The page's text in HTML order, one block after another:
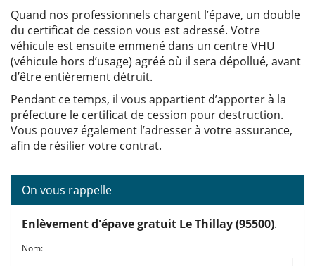
Quand nos professionnels chargent l’épave, un double
du certificat de cession vous est adressé. Votre
véhicule est ensuite emmené dans un centre VHU
(véhicule hors d’usage) agréé où il sera dépollué, avant
d’être entièrement détruit.
Pendant ce temps, il vous appartient d’apporter à la
préfecture le certificat de cession pour destruction.
Vous pouvez également l’adresser à votre assurance,
afin de résilier votre contrat.
On vous rappelle
Enlèvement d'épave gratuit Le Thillay (95500).
Nom: